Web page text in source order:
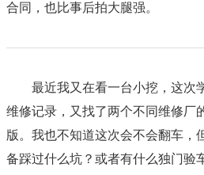
合同，也比事后拍大腿强。
最近我又在看一台小挖，这次
维修记录，又找了两个不同维修厂
版。我也不知道这次会不会翻车，
备踩过什么坑？或者有什么独门验